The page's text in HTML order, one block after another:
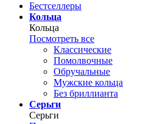
Бестселлеры
Кольца
Кольца
Посмотреть все
Классические
Помолвочные
Обручальные
Мужские кольца
Без бриллианта
Серьги
Серьги